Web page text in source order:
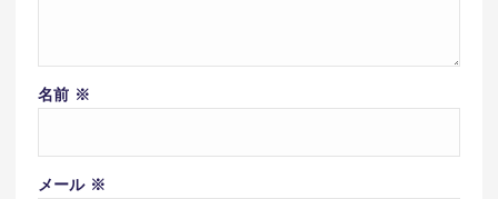
名前 ※
メール ※